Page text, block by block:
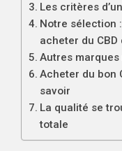
Les critères
Notre sélection
acheter du CBD
Autres
Acheter du bon
savoir
La qualité se
totale